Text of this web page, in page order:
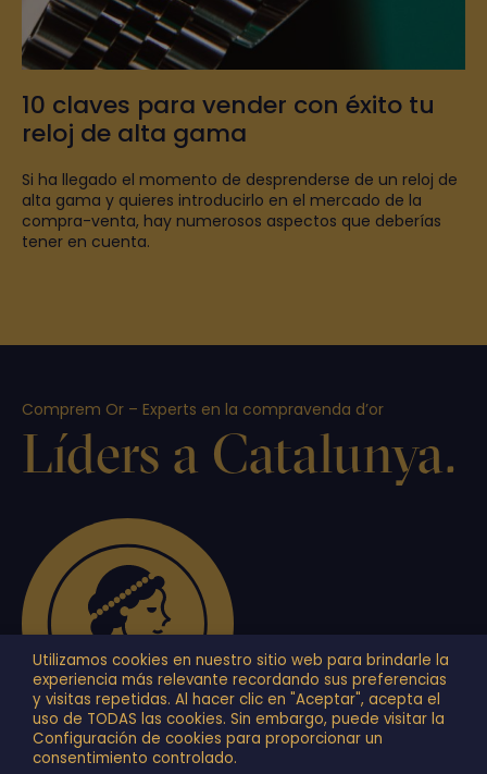
10 claves para vender con éxito tu
reloj de alta gama
Si ha llegado el momento de desprenderse de un reloj de
alta gama y quieres introducirlo en el mercado de la
compra-venta, hay numerosos aspectos que deberías
tener en cuenta.
Comprem Or – Experts en la compravenda d’or
Líders a Catalunya.
Utilizamos cookies en nuestro sitio web para brindarle la
experiencia más relevante recordando sus preferencias
y visitas repetidas. Al hacer clic en "Aceptar", acepta el
uso de TODAS las cookies. Sin embargo, puede visitar la
Configuración de cookies para proporcionar un
consentimiento controlado.